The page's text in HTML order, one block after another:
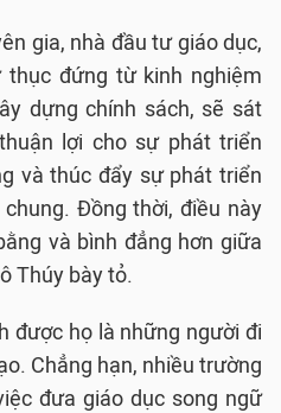
gia, nhà đầu tư giáo dục,
đứng từ kinh nghiệm
dựng chính sách, sẽ sát
lợi cho sự phát triển
và thúc đẩy sự phát triển
Đồng thời, điều này
và bình đẳng hơn giữa
Thúy bày tỏ.
được họ là những người đi
Chẳng hạn, nhiều trường
đưa giáo dục song ngữ